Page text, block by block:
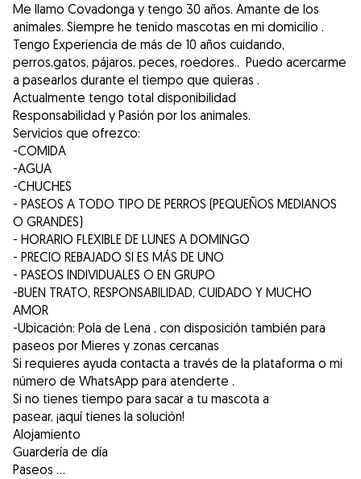
Me llamo Covadonga y tengo 30 años. Amante de los
animales. Siempre he tenido mascotas en mi domicilio .
Tengo Experiencia de más de 10 años cuidando,
perros,gatos, pájaros, peces, roedores.. Puedo acercarme
a pasearlos durante el tiempo que quieras .
Actualmente tengo total disponibilidad
Responsabilidad y Pasión por los animales.
Servicios que ofrezco:
-COMIDA
-AGUA
-CHUCHES
- PASEOS A TODO TIPO DE PERROS (PEQUEÑOS MEDIANOS
O GRANDES)
- HORARIO FLEXIBLE DE LUNES A DOMINGO
- PRECIO REBAJADO SI ES MÁS DE UNO
- PASEOS INDIVIDUALES O EN GRUPO
-BUEN TRATO, RESPONSABILIDAD, CUIDADO Y MUCHO
AMOR
-Ubicación: Pola de Lena , con disposición también para
paseos por Mieres y zonas cercanas
Si requieres ayuda contacta a través de la plataforma o mi
número de WhatsApp para atenderte .
Si no tienes tiempo para sacar a tu mascota a
pasear, ¡aquí tienes la solución!
Alojamiento
Guardería de día
Paseos …